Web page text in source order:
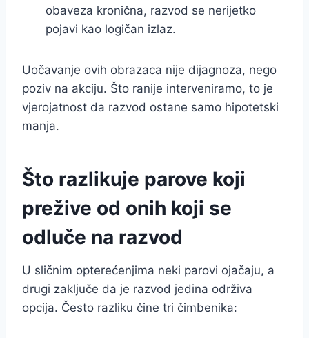
obaveza kronična, razvod se nerijetko
pojavi kao logičan izlaz.
Uočavanje ovih obrazaca nije dijagnoza, nego
poziv na akciju. Što ranije interveniramo, to je
vjerojatnost da razvod ostane samo hipotetski
manja.
Što razlikuje parove koji
prežive od onih koji se
odluče na razvod
U sličnim opterećenjima neki parovi ojačaju, a
drugi zaključe da je razvod jedina održiva
opcija. Često razliku čine tri čimbenika: